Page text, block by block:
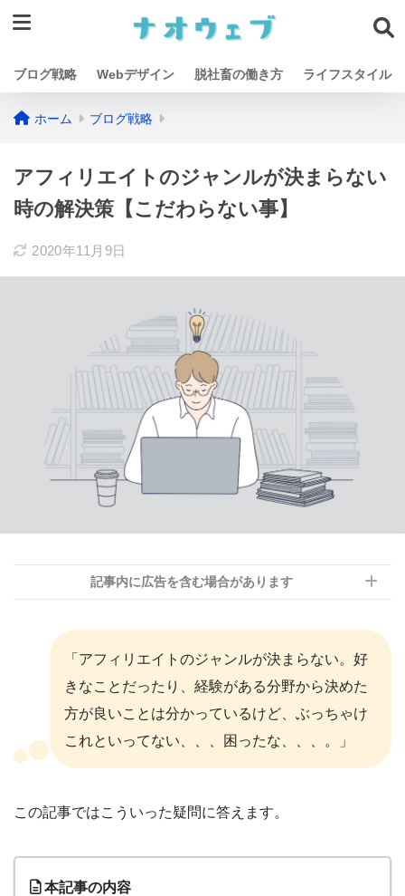
ブログ戦略 Webデザイン 脱社畜の働き方 ライフスタイル
ホーム ブログ戦略
アフィリエイトのジャンルが決まらない
時の解決策【こだわらない事】
2020年11月9日
記事内に広告を含む場合があります
「アフィリエイトのジャンルが決まらない。好
きなことだったり、経験がある分野から決めた
方が良いことは分かっているけど、ぶっちゃけ
これといってない、、、困ったな、、、。」
この記事ではこういった疑問に答えます。
本記事の内容